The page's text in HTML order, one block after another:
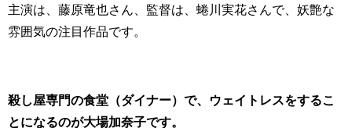
主演は、藤原竜也さん、監督は、蜷川実花さんで、妖艶な
雰囲気の注目作品です。
殺し屋専門の食堂（ダイナー）で、ウェイトレスをするこ
とになるのが大場加奈子です。